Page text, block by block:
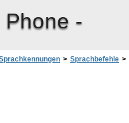
-
> Sprachbefehle >